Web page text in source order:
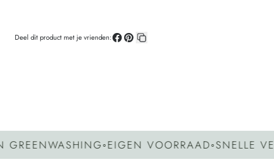
Deel dit product met je vrienden:
◦EIGEN VOORRAAD◦SNELLE